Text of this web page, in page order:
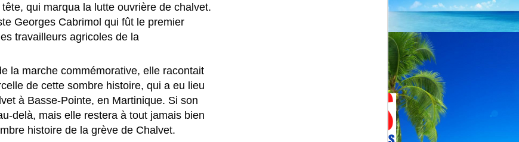
qui marqua la lutte ouvrière de chalvet.
Georges Cabrimol qui fût le premier
travailleurs agricoles de la
la marche commémorative, elle racontait
de cette sombre histoire, qui a eu lieu
à Basse-Pointe, en Martinique. Si son
delà, mais elle restera à tout jamais bien
histoire de la grève de Chalvet.
NIPPONE D’UN GROUPE MYTHIQUE.
1989, MALAVOI embarque pour l’un des voyages les plus
de son histoire : quatre concerts au Japon, au cœur de trois
emblématiques, Tokyo, Osaka et Nagoya.
qui restera gravé comme l’un des sommets de la carrière
du groupe martiniquais.
DÉLÉGATION ARTISTIQUE D’EXCEPTION.
biens patrimoniaux de la Collectivité Territoriale de
mis en vente.
à projets immobiliers CTM : 13 biens patrimoniaux de la
Territoriale de Martinique mis en vente.